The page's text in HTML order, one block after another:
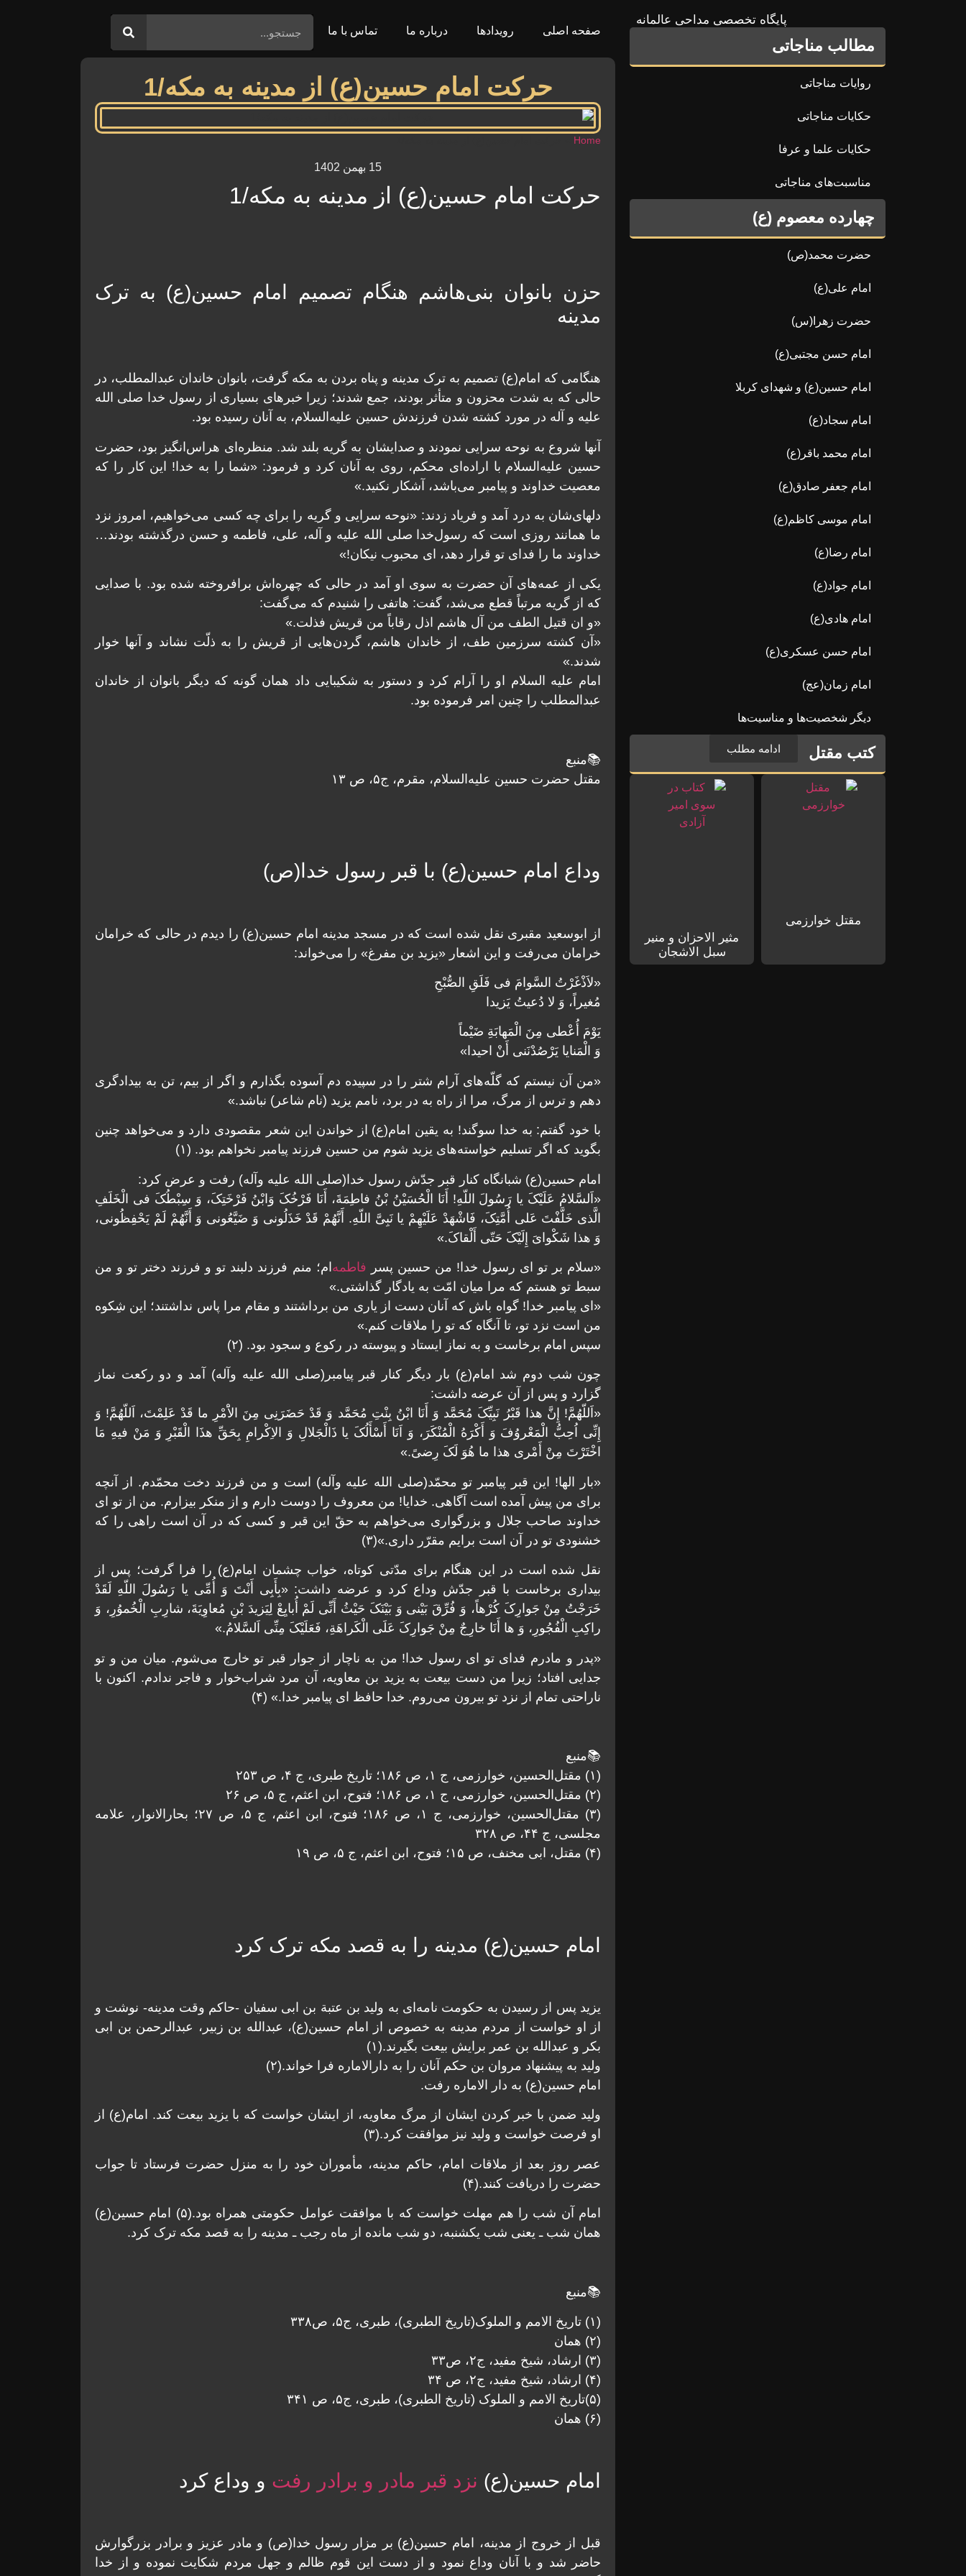
پایگاه تخصصی مداحی عالمانه
مطالب مناجاتی
روایات مناجاتی
حکایات مناجاتی
حکایات علما و عرفا
مناسبت‌های مناجاتی
چهارده معصوم (ع)
حضرت محمد(ص)
امام علی(ع)
حضرت زهرا(س)
امام حسن مجتبی(ع)
امام حسین(ع) و شهدای کربلا
امام سجاد(ع)
امام محمد باقر(ع)
امام جعفر صادق(ع)
امام موسی کاظم(ع)
امام رضا(ع)
امام جواد(ع)
امام هادی(ع)
امام حسن عسکری(ع)
امام زمان(عج)
دیگر شخصیت‌ها و مناسیت‌ها
کتب مقتل ادامه مطلب
مقتل خوارزمی
مثیر الاحزان و منیر
سبل الاشجان
صفحه اصلی رویدادها درباره ما تماس با ما
حرکت امام حسین(ع) از مدینه به مکه/1
Home
15 بهمن 1402
حرکت امام حسین(ع) از مدینه به مکه/1
حزن بانوان بنی‌هاشم هنگام تصمیم امام حسین(ع) به ترک
مدینه
هنگامی که امام(ع) تصميم به ترک مدينه و پناه بردن به مکه گرفت، بانوان خاندان عبدالمطلب، در
حالی که به شدت محزون و متأثر بودند، جمع شدند؛ زيرا خبرهای بسياری از رسول خدا صلی الله
عليه و آله در مورد کشته شدن فرزندش حسين عليه‌السلام، به آنان رسيده بود.
آنها شروع به نوحه سرايی نمودند و صدايشان به گريه بلند شد. منظره‌ای هراس‌انگيز بود، حضرت
حسين عليه‌السلام با اراده‌ای محکم، روی به آنان کرد و فرمود: «شما را به خدا! اين کار را که
معصيت خداوند و پيامبر می‌باشد، آشکار نکنيد.»
دلهای‌شان به درد آمد و فرياد زدند: «نوحه سرايی و گريه را برای چه کسی می‌خواهيم، امروز نزد
ما همانند روزی است که رسول‌خدا صلی الله عليه و آله، علی، فاطمه و حسن درگذشته بودند…
خداوند ما را فدای تو قرار دهد، ای محبوب نيکان!»
يکی از عمه‌های آن حضرت به سوی او آمد در حالی که چهره‌اش برافروخته شده بود. با صدايی
که از گريه مرتباً قطع می‌شد، گفت: هاتفی را شنيدم که می‌گفت:
«و ان قتيل الطف من آل هاشم اذل رقاباً من قريش فذلت.»
«آن کشته سرزمين طف، از خاندان هاشم، گردن‌هايی از قريش را به ذلّت نشاند و آنها خوار
شدند.»
امام عليه السلام او را آرام کرد و دستور به شکيبايی داد همان گونه که ديگر بانوان از خاندان
عبدالمطلب را چنين امر فرموده بود.
📚منبع
مقتل حضرت حسين عليه‌السلام، مقرم، ج۵، ص ۱۳
وداع امام حسین(ع) با قبر رسول خدا(ص)
از ابوسعید مقبرى نقل شده است که در مسجد مدینه امام حسین(ع) را دیدم در حالى که خرامان
خرامان مى‌رفت و این اشعار «یزید بن مفرغ» را مى‌خواند:
«لاَذْغَرْتُ السَّوامَ فی فَلَقِ الصُّبْحِ
مُغیراً، وَ لا دُعیتُ یَزیدا
یَوْمَ أُعْطى مِنَ الْمَهابَةِ ضَیْماً
وَ الْمَنایا یَرْصُدْنَنی أَنْ احیدا»
«من آن نیستم که گلّه‌هاى آرام شتر را در سپیده دم آسوده بگذارم و اگر از بیم، تن به بیدادگرى
دهم و ترس از مرگ، مرا از راه به در برد، نامم یزید (نام شاعر) نباشد.»
با خود گفتم: به خدا سوگند! به یقین امام(ع) از خواندن این شعر مقصودى دارد و مى‌خواهد چنین
بگوید که اگر تسلیم خواسته‌هاى یزید شوم من حسین فرزند پیامبر نخواهم بود. (۱)
امام حسین(ع) شبانگاه کنار قبر جدّش رسول خدا(صلى الله علیه وآله) رفت و عرض کرد:
«اَلسَّلامُ عَلَیْکَ یا رَسُولَ اللّهِ! أَنَا الْحُسَیْنُ بْنُ فاطِمَةَ، أَنَا فَرْخُکَ وَابْنُ فَرْخَتِکَ، وَ سِبْطُکَ فی الْخَلَفِ
الَّذی خَلَّفْتَ عَلى أُمَّتِکَ، فَاشْهَدْ عَلَیْهِمْ یا نَبِىَّ اللّهِ. أَنَّهُمْ قَدْ خَذَلُونی وَ ضَیَّعُونی وَ أَنَّهُمْ لَمْ یَحْفِظُونی،
وَ هذا شَکْواىَ إِلَیْکَ حَتّى أَلْقاکَ.»
«سلام بر تو اى رسول خدا! من حسین پسر فاطمه‌ ام؛ منم فرزند دلبند تو و فرزند دختر تو و من
سبط تو هستم که مرا میان امّت به یادگار گذاشتى.»
«اى پیامبر خدا! گواه باش که آنان دست از یارى من برداشتند و مقام مرا پاس نداشتند؛ این شِکوه
من است نزد تو، تا آنگاه که تو را ملاقات کنم.»
سپس امام برخاست و به نماز ایستاد و پیوسته در رکوع و سجود بود. (۲)
چون شب دوم شد امام(ع) بار دیگر کنار قبر پیامبر(صلى الله علیه وآله) آمد و دو رکعت نماز
گزارد و پس از آن عرضه داشت:
«اَللّهُمَّ! إِنَّ هذا قَبْرُ نَبِیِّکَ مُحَمَّد وَ أَنَا ابْنُ بِنْتِ مُحَمَّد وَ قَدْ حَضَرَنِی مِنَ الاَْمْرِ ما قَدْ عَلِمْتَ، اَللّهُمَّ! وَ
إِنِّی اُحِبُّ الْمَعْروُفَ وَ أَکْرَهُ الْمُنْکَرَ، وَ اَنَا أَسْأَلُکَ یا ذَالْجَلالِ وَ الاِکْرامِ بِحَقِّ هذَا الْقَبْرِ وَ مَنْ فیهِ مَا
اخْتَرْتَ مِنْ أَمْری هذا ما هُوَ لَکَ رِضىً.»
«بار الها! این قبر پیامبر تو محمّد(صلى الله علیه وآله) است و من فرزند دخت محمّدم. از آنچه
براى من پیش آمده است آگاهى. خدایا! من معروف را دوست دارم و از منکر بیزارم. من از تو اى
خداوند صاحب جلال و بزرگوارى مى‌خواهم به حقّ این قبر و کسى که در آن است راهى را که
خشنودى تو در آن است برایم مقرّر دارى.»(۳)
نقل شده است در این هنگام براى مدّتى کوتاه، خواب چشمان امام(ع) را فرا گرفت؛ پس از
بیدارى برخاست با قبر جدّش وداع کرد و عرضه داشت: «بِأَبِی أَنْتَ وَ أُمِّی یا رَسُولَ اللّهِ لَقَدْ
خَرَجْتُ مِنْ جَوارِکَ کُرْهاً، وَ فُرِّقَ بَیْنی وَ بَیْنَکَ حَیْثُ أَنِّی لَمْ أُبایِعْ لِیَزیدَ بْنِ مُعاوِیَةَ، شارِبِ الْخُموُرِ، وَ
راکِبِ الْفُجُورِ، وَ ها أَنَا خارِجٌ مِنْ جَوارِکَ عَلَى الْکَراهَةِ، فَعَلَیْکَ مِنِّی اَلسَّلامُ.»
«پدر و مادرم فداى تو اى رسول خدا! من به ناچار از جوار قبر تو خارج مى‌شوم. میان من و تو
جدایى افتاد؛ زیرا من دست بیعت به یزید بن معاویه، آن مرد شراب‌خوار و فاجر ندادم. اکنون با
ناراحتى تمام از نزد تو بیرون مى‌روم. خدا حافظ اى پیامبر خدا.» (۴)
📚منبع
(۱) مقتل‌الحسین، خوارزمى، ج ۱، ص ۱۸۶؛ تاریخ طبرى، ج ۴، ص ۲۵۳
(۲) مقتل‌الحسین، خوارزمى، ج ۱، ص ۱۸۶؛ فتوح، ابن اعثم، ج ۵، ص ۲۶
(۳) مقتل‌الحسین، خوارزمى، ج ۱، ص ۱۸۶؛ فتوح، ابن اعثم، ج ۵، ص ۲۷؛ بحارالانوار، علامه
مجلسی، ج ۴۴، ص ۳۲۸
(۴) مقتل، ابی مخنف، ص ۱۵؛ فتوح، ابن اعثم، ج ۵، ص ۱۹
امام حسین(ع) مدینه را به قصد مکه ترک کرد
یزید پس از رسیدن به حکومت نامه‌ای به ولید بن عتبة بن ابی سفیان -حاکم وقت مدینه- نوشت و
از او خواست از مردم مدینه به خصوص از امام حسین(ع)، عبدالله بن زبیر، عبدالرحمن بن ابی
بکر و عبدالله بن عمر برایش بیعت بگیرند.(۱)
ولید به پیشنهاد مروان بن حکم آنان را به دارالاماره فرا خواند.(۲)
امام حسین(ع) به دار الاماره رفت.
ولید ضمن با خبر کردن ایشان از مرگ معاویه، از ایشان خواست که با یزید بیعت کند. امام(ع) از
او فرصت خواست و ولید نیز موافقت کرد.(۳)
عصر روز بعد از ملاقات امام، حاکم مدینه، مأموران خود را به منزل حضرت فرستاد تا جواب
حضرت را دریافت کنند.(۴)
امام آن شب را هم مهلت خواست که با موافقت عوامل حکومتی همراه بود.(۵) امام حسین(ع)
همان شب ـ یعنی شب یکشنبه، دو شب مانده از ماه رجب ـ مدینه را به قصد مکه ترک کرد.
📚منبع
(۱) تاریخ الامم و الملوک(تاریخ الطبری)، طبری، ج۵، ص۳۳۸
(۲) همان
(۳) ارشاد، شیخ مفید، ج۲، ص۳۳
(۴) ارشاد، شیخ مفید، ج۲، ص ۳۴
(۵)تاریخ الامم و الملوک (تاریخ الطبری)، طبری، ج۵، ص ۳۴۱
(۶) همان
امام حسین(ع) نزد قبر مادر و برادر رفت و وداع کرد
قبل از خروج از مدینه، امام حسین(ع) بر مزار رسول خدا(ص) و مادر عزیز و برادر بزرگوارش
حاضر شد و با آنان وداع نمود و از دست این قوم ظالم و جهل مردم شکایت نموده و از خدا